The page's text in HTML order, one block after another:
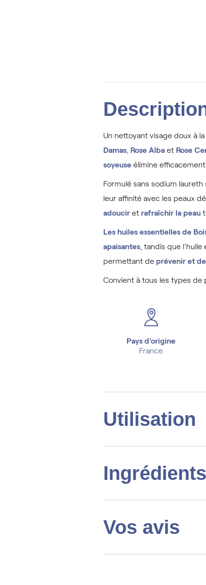
Un nettoyant visage doux à
Damas, Rose Alba etRose
soyeuseélimine efficacement
Formulé sans sodium
leur affinité avec les peaux
adouciret rafraîchir la peau
Les huiles essentielles de
apaisantes, tandis que l’huile
permettant de prévenir et
Convient à tous les types de
Pays d'origine
France
Utilisation
Ingrédients
Vos avis